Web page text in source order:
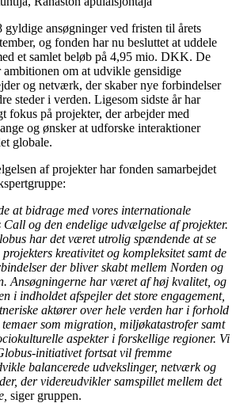
gyldige ansøgninger ved fristen til årets
og fonden har nu besluttet at uddele
et samlet beløb på 4,95 mio. DKK. De
ambitionen om at udvikle gensidige
og netværk, der skaber nye forbindelser
steder i verden. Ligesom sidste år har
fokus på projekter, der arbejder med
og ønsker at udforske interaktioner
globale.
af projekter har fonden samarbejdet
at bidrage med vores internationale
og den endelige udvælgelse af projekter.
har det været utrolig spændende at se
kreativitet og kompleksitet samt de
der bliver skabt mellem Norden og
Ansøgningerne har været af høj kvalitet, og
i indholdet afspejler det store engagement,
aktører over hele verden har i forhold
som migration, miljøkatastrofer samt
aspekter i forskellige regioner. Vi
initiativet fortsat vil fremme
balancerede udvekslinger, netværk og
der videreudvikler samspillet mellem det
siger gruppen.